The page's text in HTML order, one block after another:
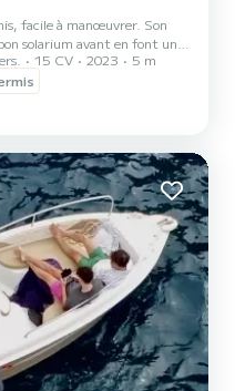
facile à manœuvrer. Son
solarium avant en font un
couple, en famille ou entre
15 CV 2023
5 m